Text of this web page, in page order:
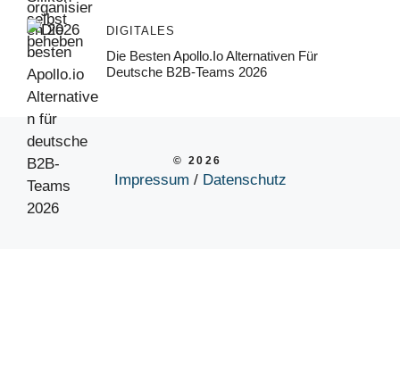
DIGITALES
Die Besten Apollo.io Alternativen Für
Deutsche B2B-Teams 2026
© 2026
Impressum / Datenschutz